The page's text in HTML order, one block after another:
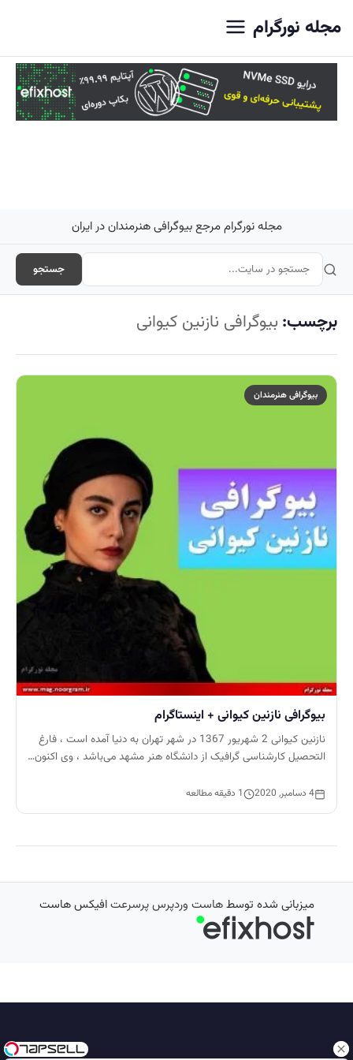
مجله نورگرام
مجله نورگرام مرجع بیوگرافی هنرمندان در ایران
جستجو
برچسب: بیوگرافی نازنین کیوانی
بیوگرافی هنرمندان
بیوگرافی نازنین کیوانی + اینستاگرام
نازنین کیوانی 2 شهریور 1367 در شهر تهران به دنیا آمده است ، فارغ
التحصیل کارشناسی گرافیک از دانشگاه هنر مشهد می‌باشد ، وی اکنون…
4 دسامبر, 2020 1 دقیقه مطالعه
میزبانی شده توسطهاست وردپرس پرسرعتافیکس هاست